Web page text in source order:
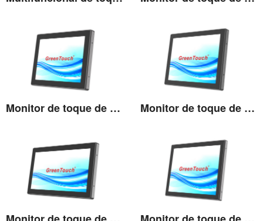
Monitor de toque de alto brilho de 10,4'' Monitor de toque de alto brilho de 12,1''